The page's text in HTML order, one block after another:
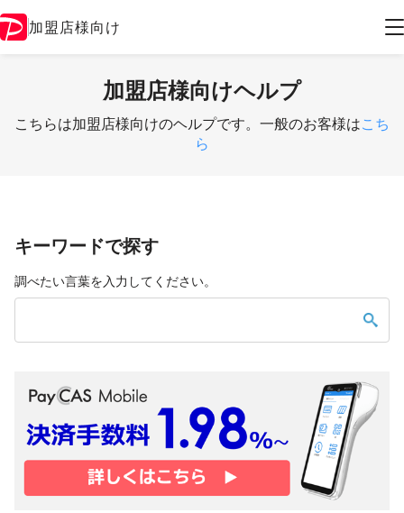
加盟店様向け
加盟店様向けヘルプ
こちらは加盟店様向けのヘルプです。一般のお客様はこち
ら
キーワードで探す
調べたい言葉を入力してください。